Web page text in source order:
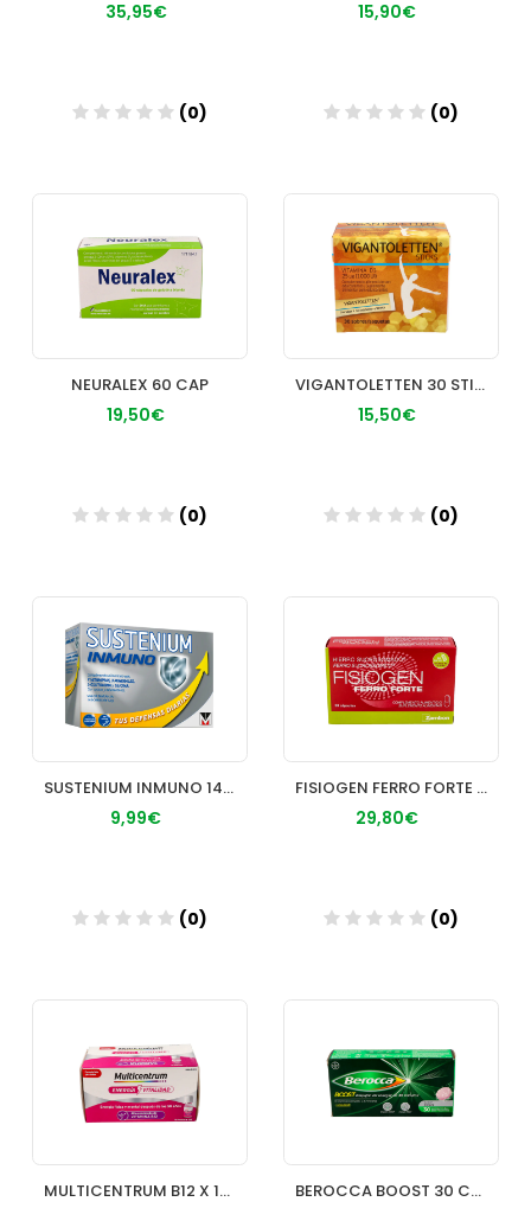
35,95€
(0)
15,90€
(0)
NEURALEX 60 CAP
19,50€
(0)
VIGANTOLETTEN 30 STICKS
15,50€
(0)
SUSTENIUM INMUNO 14 SOBRES 45 G
9,99€
(0)
FISIOGEN FERRO FORTE 30 CAP
29,80€
(0)
MULTICENTRUM B12 X 15 FRASCOS BEROCCA BOOST 30 COMP EFERV (GUARANA)